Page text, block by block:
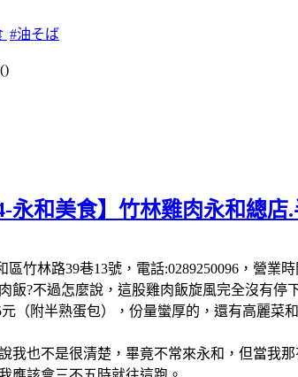
#油そば
)
永和美食】竹林雞肉永和總
竹林路39巷13號，電話:0289250096，營業
飯?不過怎麼說，這股雞肉飯旋風完全沒有
（附半熟蛋包），份量蠻厚的，還有高麗
我也不是很清楚，畢竟不常來永和，但當我那